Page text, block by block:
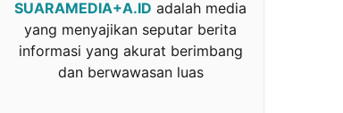
SUARAMEDIA+A.ID adalah media
yang menyajikan seputar berita
informasi yang akurat berimbang
dan berwawasan luas